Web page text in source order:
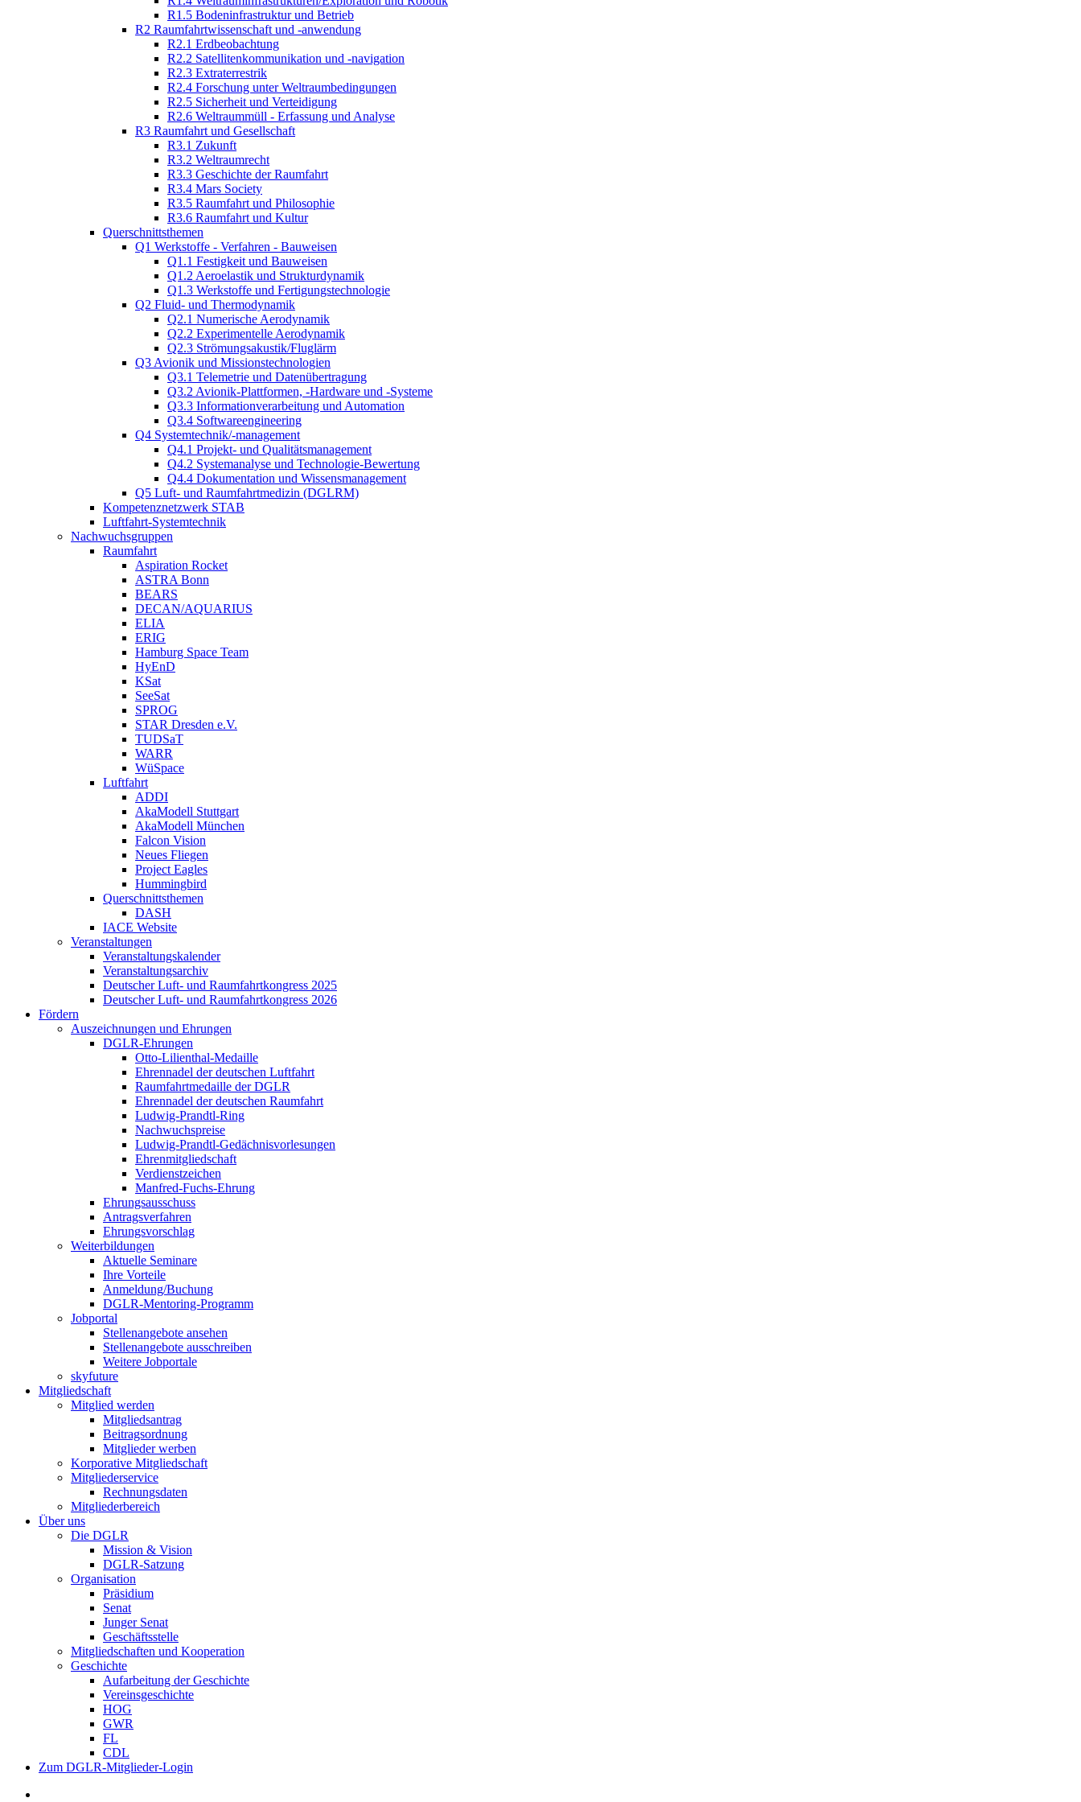
R1.5 Bodeninfrastruktur und Betrieb
R2 Raumfahrtwissenschaft und -anwendung
R2.1 Erdbeobachtung
R2.2 Satellitenkommunikation und -navigation
R2.3 Extraterrestrik
R2.4 Forschung unter Weltraumbedingungen
R2.5 Sicherheit und Verteidigung
R2.6 Weltraummüll - Erfassung und Analyse
R3 Raumfahrt und Gesellschaft
R3.1 Zukunft
R3.2 Weltraumrecht
R3.3 Geschichte der Raumfahrt
R3.4 Mars Society
R3.5 Raumfahrt und Philosophie
R3.6 Raumfahrt und Kultur
Querschnittsthemen
Q1 Werkstoffe - Verfahren - Bauweisen
Q1.1 Festigkeit und Bauweisen
Q1.2 Aeroelastik und Strukturdynamik
Q1.3 Werkstoffe und Fertigungstechnologie
Q2 Fluid- und Thermodynamik
Q2.1 Numerische Aerodynamik
Q2.2 Experimentelle Aerodynamik
Q2.3 Strömungsakustik/Fluglärm
Q3 Avionik und Missionstechnologien
Q3.1 Telemetrie und Datenübertragung
Q3.2 Avionik-Plattformen, -Hardware und -Systeme
Q3.3 Informationverarbeitung und Automation
Q3.4 Softwareengineering
Q4 Systemtechnik/-management
Q4.1 Projekt- und Qualitätsmanagement
Q4.2 Systemanalyse und Technologie-Bewertung
Q4.4 Dokumentation und Wissensmanagement
Q5 Luft- und Raumfahrtmedizin (DGLRM)
Kompetenznetzwerk STAB
Luftfahrt-Systemtechnik
Nachwuchsgruppen
Raumfahrt
Aspiration Rocket
ASTRA Bonn
BEARS
DECAN/AQUARIUS
ELIA
ERIG
Hamburg Space Team
HyEnD
KSat
SeeSat
SPROG
STAR Dresden e.V.
TUDSaT
WARR
WüSpace
Luftfahrt
ADDI
AkaModell Stuttgart
AkaModell München
Falcon Vision
Neues Fliegen
Project Eagles
Hummingbird
Querschnittsthemen
DASH
IACE Website
Veranstaltungen
Veranstaltungskalender
Veranstaltungsarchiv
Deutscher Luft- und Raumfahrtkongress 2025
Deutscher Luft- und Raumfahrtkongress 2026
Fördern
Auszeichnungen und Ehrungen
DGLR-Ehrungen
Otto-Lilienthal-Medaille
Ehrennadel der deutschen Luftfahrt
Raumfahrtmedaille der DGLR
Ehrennadel der deutschen Raumfahrt
Ludwig-Prandtl-Ring
Nachwuchspreise
Ludwig-Prandtl-Gedächnisvorlesungen
Ehrenmitgliedschaft
Verdienstzeichen
Manfred-Fuchs-Ehrung
Ehrungsausschuss
Antragsverfahren
Ehrungsvorschlag
Weiterbildungen
Aktuelle Seminare
Ihre Vorteile
Anmeldung/Buchung
DGLR-Mentoring-Programm
Jobportal
Stellenangebote ansehen
Stellenangebote ausschreiben
Weitere Jobportale
skyfuture
Mitgliedschaft
Mitglied werden
Mitgliedsantrag
Beitragsordnung
Mitglieder werben
Korporative Mitgliedschaft
Mitgliederservice
Rechnungsdaten
Mitgliederbereich
Über uns
Die DGLR
Mission & Vision
DGLR-Satzung
Organisation
Präsidium
Senat
Junger Senat
Geschäftsstelle
Mitgliedschaften und Kooperation
Geschichte
Aufarbeitung der Geschichte
Vereinsgeschichte
HOG
GWR
FL
CDL
Zum DGLR-Mitglieder-Login